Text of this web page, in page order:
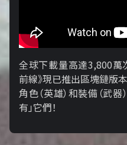
全球下載量高達3,800萬
前線》現已推出區塊鏈版
角色（英雄）和裝備（武
有」它們！